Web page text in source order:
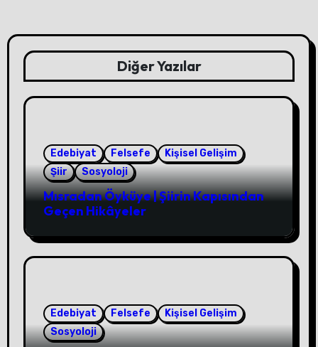
Diğer Yazılar
Edebiyat Felsefe
Kişisel Gelişim
Şiir
Sosyoloji
Mısradan Öyküye | Şiirin Kapısından
Geçen Hikâyeler
Edebiyat Felsefe
Kişisel Gelişim
Sosyoloji